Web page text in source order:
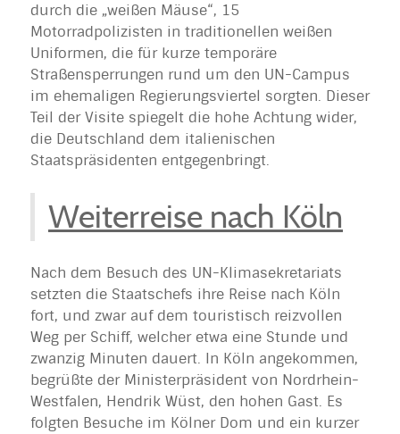
durch die „weißen Mäuse“, 15
Motorradpolizisten in traditionellen weißen
Uniformen, die für kurze temporäre
Straßensperrungen rund um den UN-Campus
im ehemaligen Regierungsviertel sorgten. Dieser
Teil der Visite spiegelt die hohe Achtung wider,
die Deutschland dem italienischen
Staatspräsidenten entgegenbringt.
Weiterreise nach Köln
Nach dem Besuch des UN-Klimasekretariats
setzten die Staatschefs ihre Reise nach Köln
fort, und zwar auf dem touristisch reizvollen
Weg per Schiff, welcher etwa eine Stunde und
zwanzig Minuten dauert. In Köln angekommen,
begrüßte der Ministerpräsident von Nordrhein-
Westfalen, Hendrik Wüst, den hohen Gast. Es
folgten Besuche im Kölner Dom und ein kurzer